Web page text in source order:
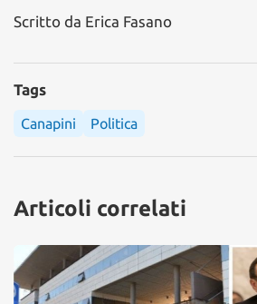
Scritto da Erica Fasano
Tags
Canapini Politica
Articoli correlati